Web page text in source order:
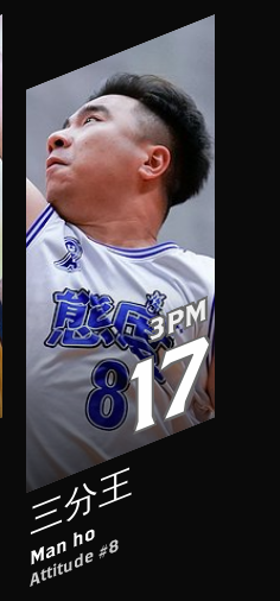
三分王
Man ho
Attitude #8
3PM
17